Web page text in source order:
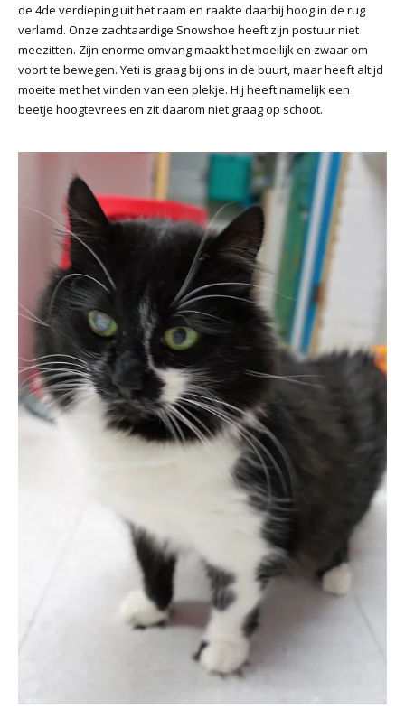
de 4de verdieping uit het raam en raakte daarbij hoog in de rug
verlamd. Onze zachtaardige Snowshoe heeft zijn postuur niet
meezitten. Zijn enorme omvang maakt het moeilijk en zwaar om
voort te bewegen. Yeti is graag bij ons in de buurt, maar heeft altijd
moeite met het vinden van een plekje. Hij heeft namelijk een
beetje hoogtevrees en zit daarom niet graag op schoot.